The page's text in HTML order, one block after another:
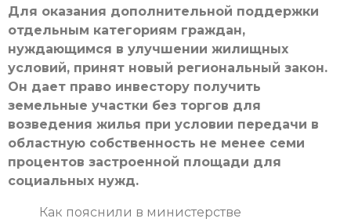
Для оказания дополнительной поддержки
отдельным категориям граждан,
нуждающимся в улучшении жилищных
условий, принят новый региональный закон.
Он дает право инвестору получить
земельные участки без торгов для
возведения жилья при условии передачи в
областную собственность не менее семи
процентов застроенной площади для
социальных нужд.
Как пояснили в министерстве